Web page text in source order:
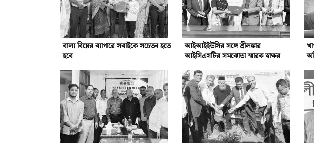
বাল্য বিয়ের ব্যাপারে সবাইকে সচেতন হতে
হবে
আইআইইউসির সঙ্গে শ্রীলঙ্কার
আইসিএসটির সমঝোতা স্মারক স্বাক্ষর